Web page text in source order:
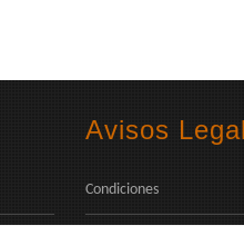
Avisos
Condiciones